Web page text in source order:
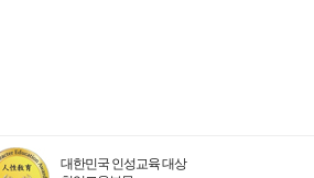
대한민국 인성교육 대상